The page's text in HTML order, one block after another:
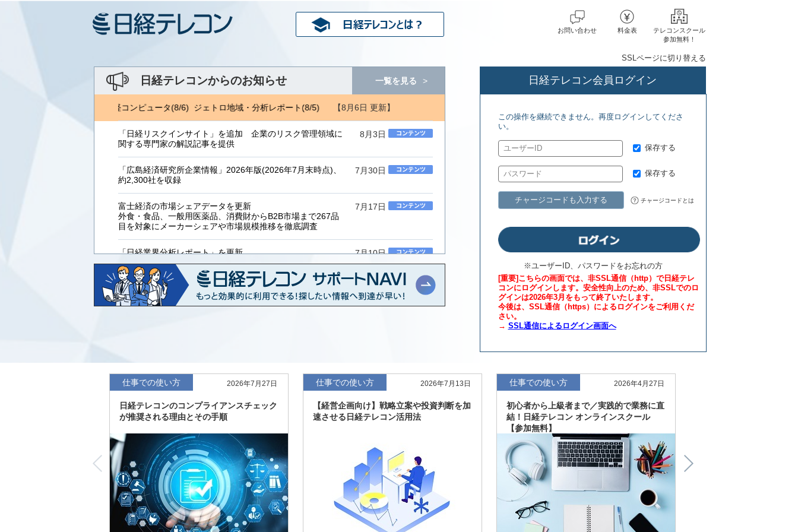
お問い合わせ 料金表
テレコンスクール
参加無料！
日経テレコンからのお知らせ 一覧を見る
【8月6日 更新】
金融ITフォーカス(8/5) 日経コンピュータ(8/6) ジェトロ地域・分析レポート(8/5) NRI 金融ITフォーカス(8/5) 日経コンピュータ(8/6) ジェトロ地域・分析レポート(8/5)
8月3日
「日経リスクインサイト」を追加 企業のリスク管理領域に
関する専門家の解説記事を提供
7月30日
「広島経済研究所企業情報」2026年版(2026年7月末時点)、
約2,300社を収録
7月17日
富士経済の市場シェアデータを更新
外食・食品、一般用医薬品、消費財からB2B市場まで267品
目を対象にメーカーシェアや市場規模推移を徹底調査
7月10日
「日経業界分析レポート」を更新
「工業用プラスチック製品」「システムインテグレーター」
など20業界の内容を刷新
7月8日
「東洋経済海外進出企業情報」の2026年版、約3万6千社を
収録
「日経POS情報マーケットレポート」の最新版、10～3月実
績の市場動向を速報
度の予想を実施
SSLページに切り替える
日経テレコン会員ログイン
この操作を継続できません。再度ログインしてくださ
い。
保存する
保存する
チャージコードも入力する チャージコードとは
※ユーザーID、パスワードをお忘れの方
[重要]こちらの画面では、非SSL通信（http）で日経テレ
コンにログインします。安全性向上のため、非SSLでのロ
グインは2026年3月をもって終了いたします。
今後は、SSL通信（https）によるログインをご利用くだ
さい。
→ SSL通信によるログイン画面へ
仕事での使い方 2026年7月27日
日経テレコンのコンプライアンスチェック
が推奨される理由とその手順
仕事での使い方 2026年7月13日
【経営企画向け】戦略立案や投資判断を加
速させる日経テレコン活用法
仕事での使い方 2026年4月27日
初心者から上級者まで／実践的で業務に直
結！日経テレコン オンラインスクール
【参加無料】